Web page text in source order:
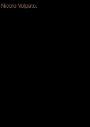
Nicolo Volpato